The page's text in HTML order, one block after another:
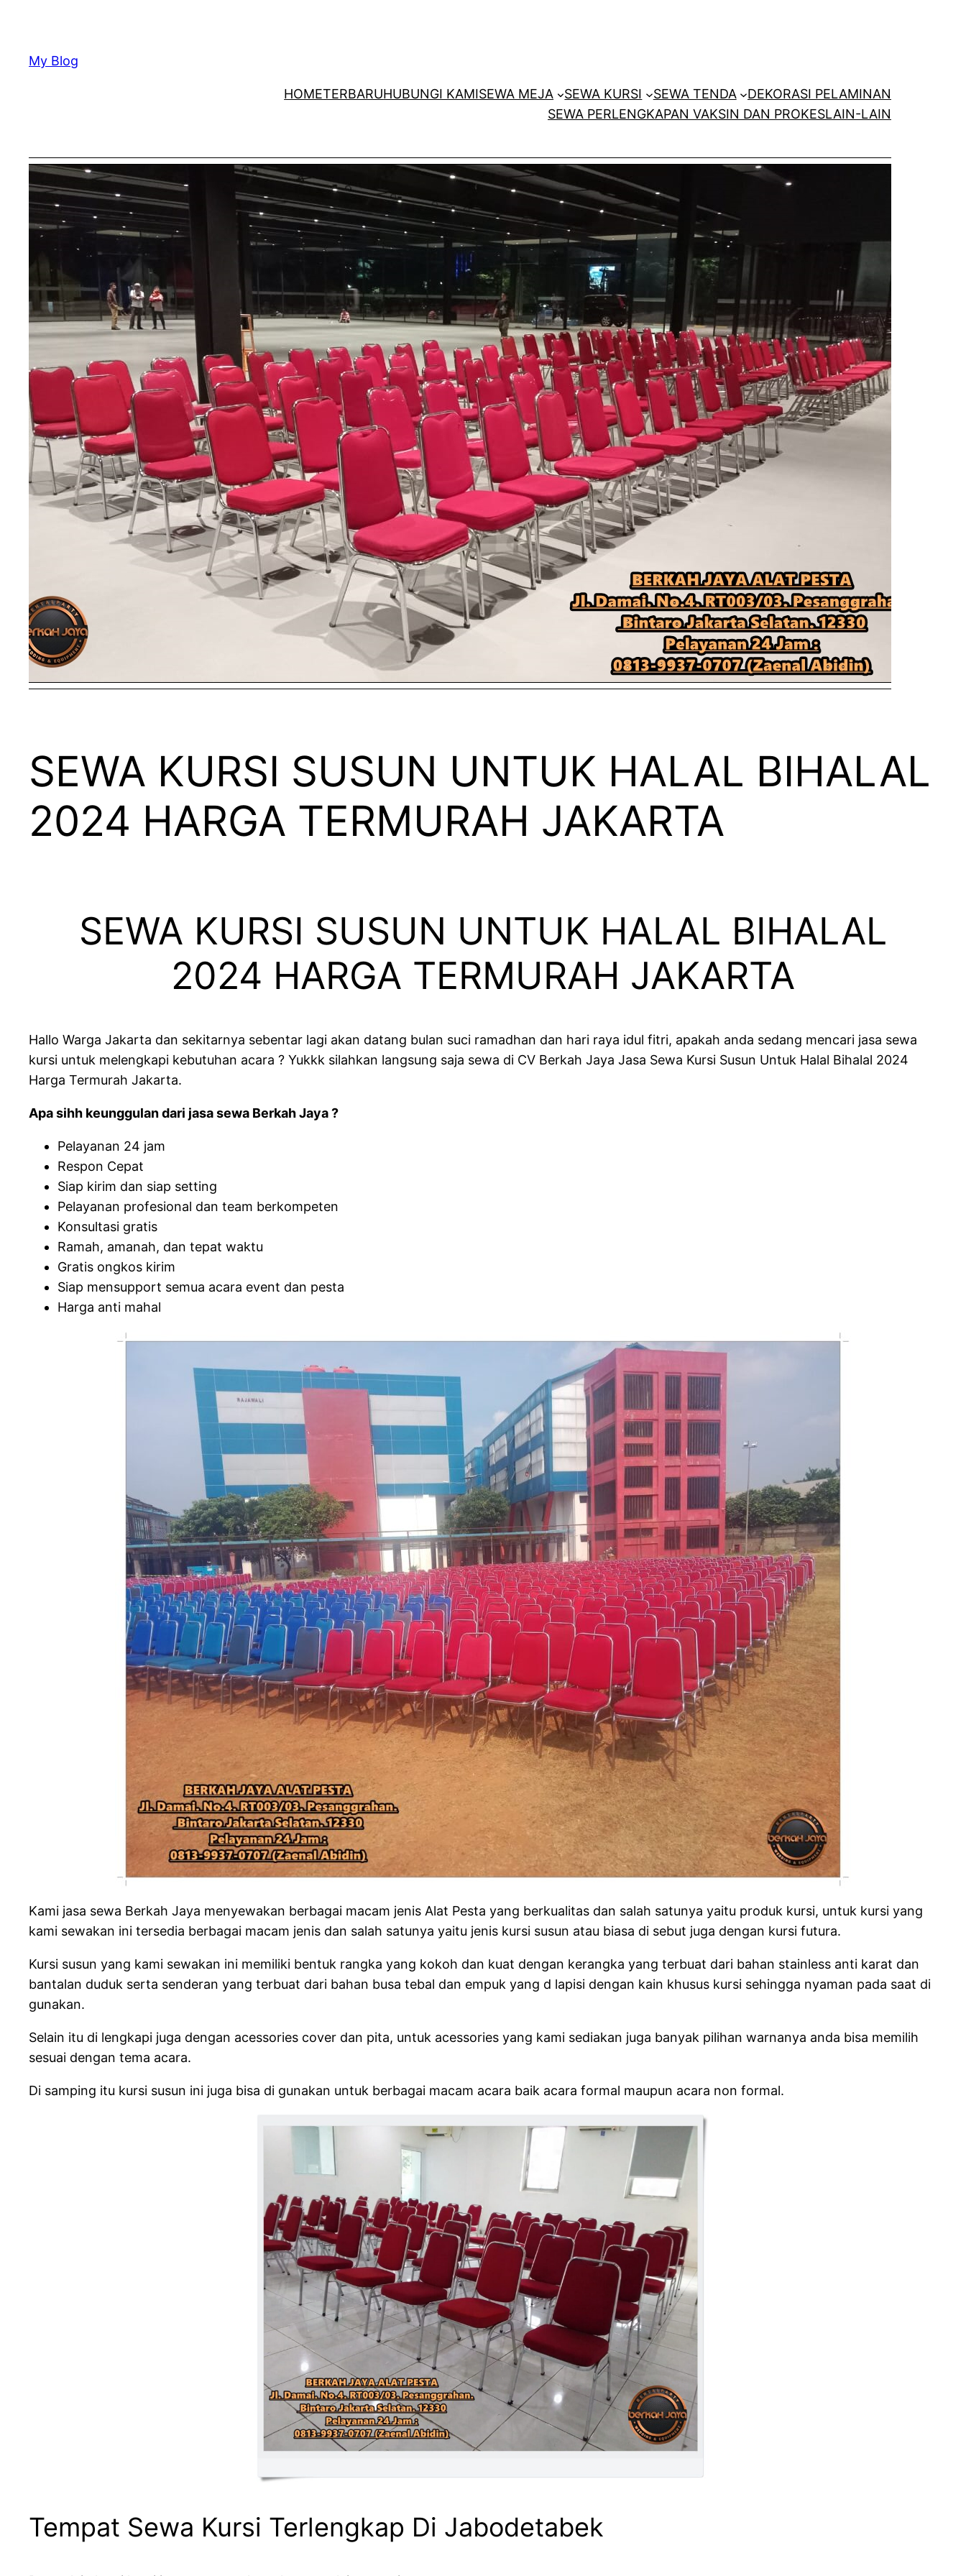
kontenMy Blog
HOMETERBARUHUBUNGI KAMISEWA MEJA SEWA KURSI SEWA TENDA
DEKORASI PELAMINAN
SEWA PERLENGKAPAN VAKSIN DAN PROKESLAIN-LAIN
SEWA KURSI SUSUN UNTUK HALAL BIHALAL
2024 HARGA TERMURAH JAKARTA
SEWA KURSI SUSUN UNTUK HALAL BIHALAL
2024 HARGA TERMURAH JAKARTA
Hallo Warga Jakarta dan sekitarnya sebentar lagi akan datang bulan suci ramadhan dan hari raya idul fitri, apakah anda sedang mencari jasa sewa
kursi untuk melengkapi kebutuhan acara ? Yukkk silahkan langsung saja sewa di CV Berkah Jaya Jasa Sewa Kursi Susun Untuk Halal Bihalal 2024
Harga Termurah Jakarta.
Apa sihh keunggulan dari jasa sewa Berkah Jaya ?
Pelayanan 24 jam
Respon Cepat
Siap kirim dan siap setting
Pelayanan profesional dan team berkompeten
Konsultasi gratis
Ramah, amanah, dan tepat waktu
Gratis ongkos kirim
Siap mensupport semua acara event dan pesta
Harga anti mahal
Kami jasa sewa Berkah Jaya menyewakan berbagai macam jenis Alat Pesta yang berkualitas dan salah satunya yaitu produk kursi, untuk kursi yang
kami sewakan ini tersedia berbagai macam jenis dan salah satunya yaitu jenis kursi susun atau biasa di sebut juga dengan kursi futura.
Kursi susun yang kami sewakan ini memiliki bentuk rangka yang kokoh dan kuat dengan kerangka yang terbuat dari bahan stainless anti karat dan
bantalan duduk serta senderan yang terbuat dari bahan busa tebal dan empuk yang d lapisi dengan kain khusus kursi sehingga nyaman pada saat di
gunakan.
Selain itu di lengkapi juga dengan acessories cover dan pita, untuk acessories yang kami sediakan juga banyak pilihan warnanya anda bisa memilih
sesuai dengan tema acara.
Di samping itu kursi susun ini juga bisa di gunakan untuk berbagai macam acara baik acara formal maupun acara non formal.
Tempat Sewa Kursi Terlengkap Di Jabodetabek